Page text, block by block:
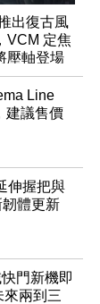
出復古風
VCM 定焦
壓軸登場
Line
建議售價
伸握把與
體更新
門新機即
來兩到三